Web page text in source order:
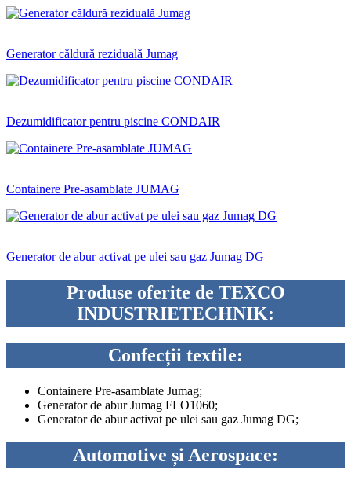
Generator căldură reziduală Jumag
Dezumidificator pentru piscine CONDAIR
Containere Pre-asamblate JUMAG
Generator de abur activat pe ulei sau gaz Jumag DG
Produse oferite de TEXCO
INDUSTRIETECHNIK:
Confecții textile:
Containere Pre-asamblate Jumag;
Generator de abur Jumag FLO1060;
Generator de abur activat pe ulei sau gaz Jumag DG;
Automotive și Aerospace: